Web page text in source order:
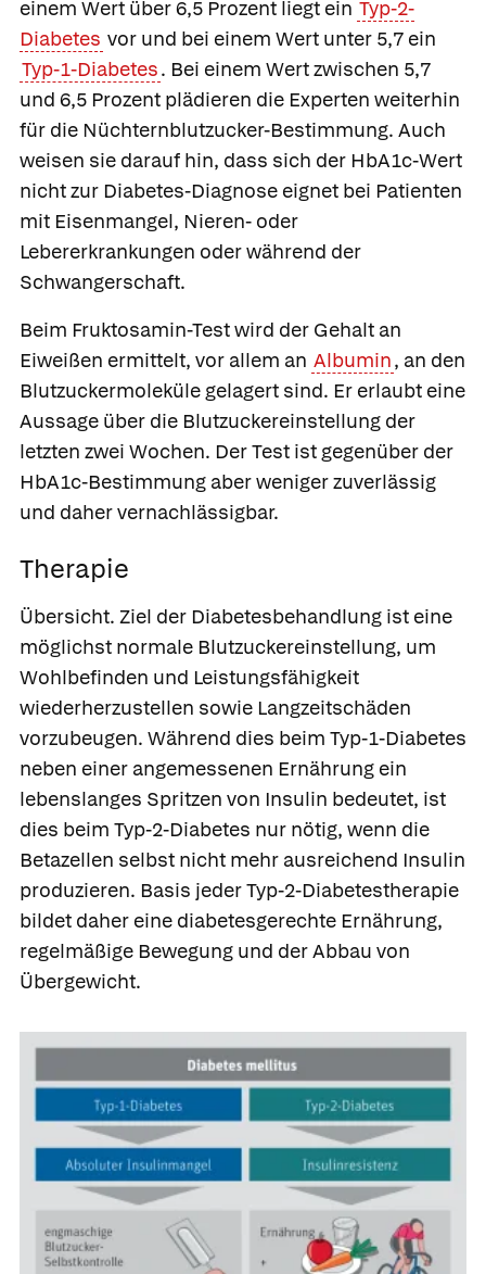
einem Wert über 6,5 Prozent liegt ein Typ-2-
Diabetes vor und bei einem Wert unter 5,7 ein
Typ-1-Diabetes. Bei einem Wert zwischen 5,7
und 6,5 Prozent plädieren die Experten weiterhin
für die Nüchternblutzucker-Bestimmung. Auch
weisen sie darauf hin, dass sich der HbA1c-Wert
nicht zur Diabetes-Diagnose eignet bei Patienten
mit Eisenmangel, Nieren- oder
Lebererkrankungen oder während der
Schwangerschaft.
Beim Fruktosamin-Test wird der Gehalt an
Eiweißen ermittelt, vor allem an Albumin, an den
Blutzuckermoleküle gelagert sind. Er erlaubt eine
Aussage über die Blutzuckereinstellung der
letzten zwei Wochen. Der Test ist gegenüber der
HbA1c-Bestimmung aber weniger zuverlässig
und daher vernachlässigbar.
Therapie
Übersicht. Ziel der Diabetesbehandlung ist eine
möglichst normale Blutzuckereinstellung, um
Wohlbefinden und Leistungsfähigkeit
wiederherzustellen sowie Langzeitschäden
vorzubeugen. Während dies beim Typ-1-Diabetes
neben einer angemessenen Ernährung ein
lebenslanges Spritzen von Insulin bedeutet, ist
dies beim Typ-2-Diabetes nur nötig, wenn die
Betazellen selbst nicht mehr ausreichend Insulin
produzieren. Basis jeder Typ-2-Diabetestherapie
bildet daher eine diabetesgerechte Ernährung,
regelmäßige Bewegung und der Abbau von
Übergewicht.
Was Ihre Apotheke
empfiehlt
Apotheken in
Ihrer Nähe